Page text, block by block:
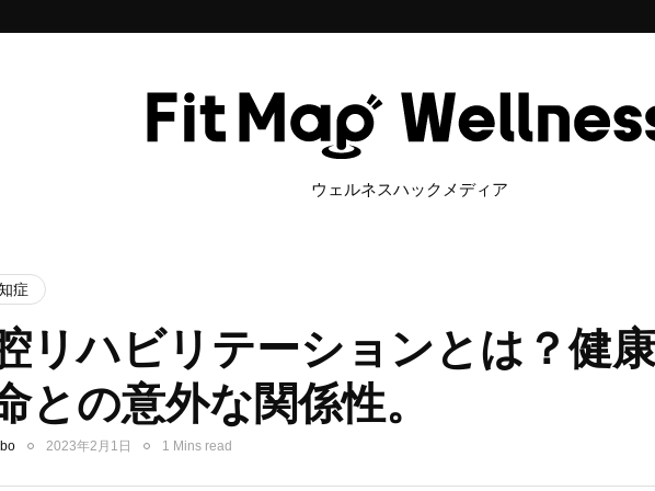
ウェルネスハックメディア
症
リハビリテーションとは？健康
との意外な関係性。
2023年2月1日 1 Mins read